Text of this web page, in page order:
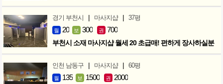
경기 부천시 | 마사지샵 | 37평
월 20 보 300 권 700
부천시 소재 마사지샵 월세 20 초급매! 편하게 장사하실분
인천 남동구 | 마사지샵 | 60평
월 135 보 1500 권 2000